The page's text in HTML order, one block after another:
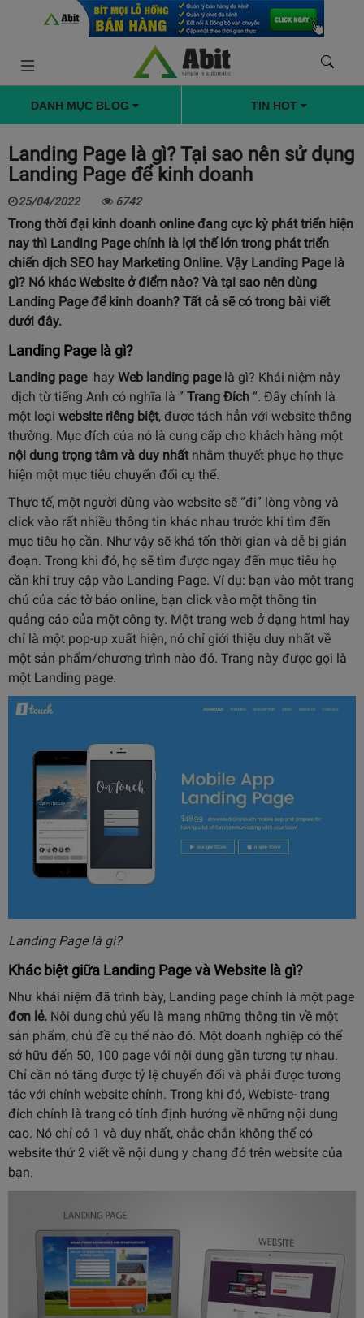
DANH MỤC BLOG TIN HOT
Landing Page là gì? Tại sao nên sử dụng
Landing Page để kinh doanh
25/04/2022 6742
Trong thời đại kinh doanh online đang cực kỳ phát triển hiện
nay thì Landing Page chính là lợi thế lớn trong phát triển
chiến dịch SEO hay Marketing Online. Vậy Landing Page là
gì? Nó khác Website ở điểm nào? Và tại sao nên dùng
Landing Page để kinh doanh? Tất cả sẽ có trong bài viết
dưới đây.
Landing Page là gì?
Landing pagehay Web landing pagelà gì? Khái niệm này
dịch từ tiếng Anh có nghĩa là ” Trang Đích “. Đây chính là
một loại website riêng biệt, được tách hẳn với website thông
thường. Mục đích của nó là cung cấp cho khách hàng một
nội dung trọng tâm và duy nhấtnhằm thuyết phục họ thực
hiện một mục tiêu chuyển đổi cụ thể.
Thực tế, một người dùng vào website sẽ “đi” lòng vòng và
click vào rất nhiều thông tin khác nhau trước khi tìm đến
mục tiêu họ cần. Như vậy sẽ khá tốn thời gian và dễ bị gián
đoạn. Trong khi đó, họ sẽ tìm được ngay đến mục tiêu họ
cần khi truy cập vào Landing Page. Ví dụ: bạn vào một trang
chủ của các tờ báo online, bạn click vào một thông tin
quảng cáo của một công ty. Một trang web ở dạng html hay
chỉ là một pop-up xuất hiện, nó chỉ giới thiệu duy nhất về
một sản phẩm/chương trình nào đó. Trang này được gọi là
một Landing page.
Landing Page là gì?
Khác biệt giữa Landing Page và Website là gì?
Như khái niệm đã trình bày, Landing page chính là một page
đơn lẻ. Nội dung chủ yếu là mang những thông tin về một
sản phẩm, chủ đề cụ thể nào đó. Một doanh nghiệp có thể
sở hữu đến 50, 100 page với nội dung gần tương tự nhau.
Chỉ cần nó tăng được tỷ lệ chuyển đổi và phải được tương
tác với chính website chính. Trong khi đó, Webiste- trang
đích chính là trang có tính định hướng về những nội dung
cao. Nó chỉ có 1 và duy nhất, chắc chắn không thể có
website thứ 2 viết về nội dung y chang đó trên website của
bạn.